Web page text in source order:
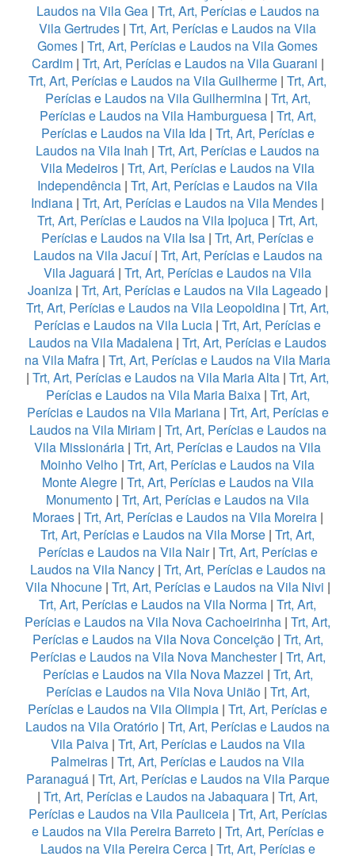
Laudos na Vila Gea| Trt, Art, Perícias e Laudos na
Vila Gertrudes | Trt, Art, Perícias e Laudos na Vila
Gomes | Trt, Art, Perícias e Laudos na Vila Gomes
Cardim| Trt, Art, Perícias e Laudos na Vila Guarani |
Trt, Art, Perícias e Laudos na Vila Guilherme | Trt, Art,
Perícias e Laudos na Vila Guilhermina| Trt, Art,
Perícias e Laudos na Vila Hamburguesa| Trt, Art,
Perícias e Laudos na Vila Ida| Trt, Art, Perícias e
Laudos na Vila Inah | Trt, Art, Perícias e Laudos na
Vila Medeiros | Trt, Art, Perícias e Laudos na Vila
Independência | Trt, Art, Perícias e Laudos na Vila
Indiana | Trt, Art, Perícias e Laudos na Vila Mendes |
Trt, Art, Perícias e Laudos na Vila Ipojuca | Trt, Art,
Perícias e Laudos na Vila Isa | Trt, Art, Perícias e
Laudos na Vila Jacuí| Trt, Art, Perícias e Laudos na
Vila Jaguará | Trt, Art, Perícias e Laudos na Vila
Joaniza| Trt, Art, Perícias e Laudos na Vila Lageado|
Trt, Art, Perícias e Laudos na Vila Leopoldina | Trt, Art,
Perícias e Laudos na Vila Lucia | Trt, Art, Perícias e
Laudos na Vila Madalena | Trt, Art, Perícias e Laudos
na Vila Mafra | Trt, Art, Perícias e Laudos na Vila Maria
| Trt, Art, Perícias e Laudos na Vila Maria Alta | Trt, Art,
Perícias e Laudos na Vila Maria Baixa| Trt, Art,
Perícias e Laudos na Vila Mariana| Trt, Art, Perícias e
Laudos na Vila Miriam| Trt, Art, Perícias e Laudos na
Vila Missionária | Trt, Art, Perícias e Laudos na Vila
Moinho Velho | Trt, Art, Perícias e Laudos na Vila
Monte Alegre| Trt, Art, Perícias e Laudos na Vila
Monumento | Trt, Art, Perícias e Laudos na Vila
Moraes| Trt, Art, Perícias e Laudos na Vila Moreira|
Trt, Art, Perícias e Laudos na Vila Morse | Trt, Art,
Perícias e Laudos na Vila Nair| Trt, Art, Perícias e
Laudos na Vila Nancy| Trt, Art, Perícias e Laudos na
Vila Nhocune| Trt, Art, Perícias e Laudos na Vila Nivi |
Trt, Art, Perícias e Laudos na Vila Norma | Trt, Art,
Perícias e Laudos na Vila Nova Cachoeirinha | Trt, Art,
Perícias e Laudos na Vila Nova Conceição| Trt, Art,
Perícias e Laudos na Vila Nova Manchester| Trt, Art,
Perícias e Laudos na Vila Nova Mazzei | Trt, Art,
Perícias e Laudos na Vila Nova União| Trt, Art,
Perícias e Laudos na Vila Olimpia | Trt, Art, Perícias e
Laudos na Vila Oratório | Trt, Art, Perícias e Laudos na
Vila Paiva| Trt, Art, Perícias e Laudos na Vila
Palmeiras | Trt, Art, Perícias e Laudos na Vila
Paranaguá| Trt, Art, Perícias e Laudos na Vila Parque
| Trt, Art, Perícias e Laudos na Jabaquara | Trt, Art,
Perícias e Laudos na Vila Pauliceia| Trt, Art, Perícias
e Laudos na Vila Pereira Barreto| Trt, Art, Perícias e
Laudos na Vila Pereira Cerca| Trt, Art, Perícias e